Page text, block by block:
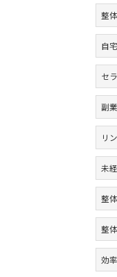
整
自
セ
副
リ
未
整
整
効